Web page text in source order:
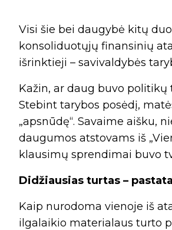
Visi šie bei daugybė kitų
konsoliduotųjų finansinių
išrinktieji – savivaldybės
Kažin, ar daug buvo
Stebint tarybos posėdį,
„apsnūdę“. Savaime aišku,
daugumos atstovams iš
klausimų sprendimai buvo
Didžiausias turtas –
Kaip nurodoma vienoje iš
ilgalaikio materialaus turto